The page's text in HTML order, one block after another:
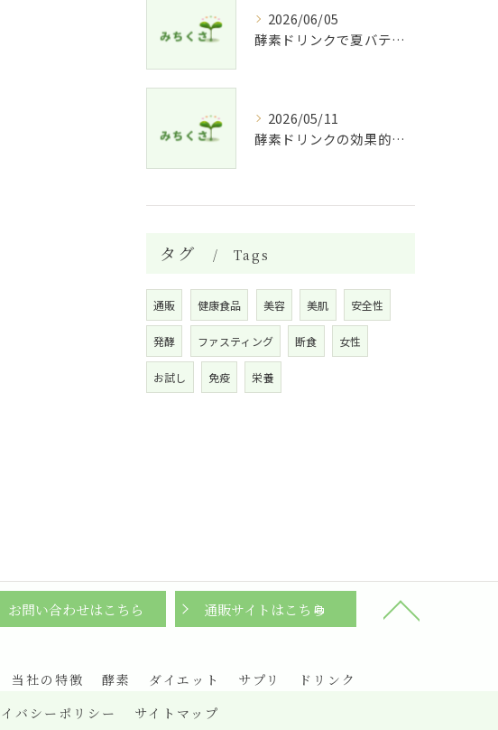
2026/06/05
酵素ドリンクで夏バテ予防法
2026/05/11
酵素ドリンクの効果的な飲み方と適した人
タグ Tags
通販 健康食品 美容 美肌 安全性
発酵 ファスティング 断食 女性
お試し 免疫 栄養
お問い合わせはこちら 通販サイトはこちら
当社の特徴 酵素 ダイエット サプリ
ドリンク
バシーポリシー サイトマップ